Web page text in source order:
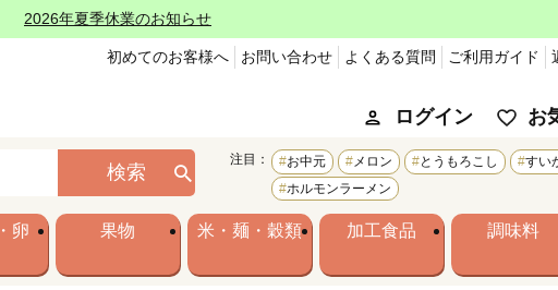
2026年夏季休業のお知らせ
初めてのお客様へ お問い合わせ よくある質問 ご利用ガイド
ログイン お
検索
注目： お中元 メロン とうもろこし すい
ホルモンラーメン
卵 果物 米・麺・穀類 加工食品 調味料